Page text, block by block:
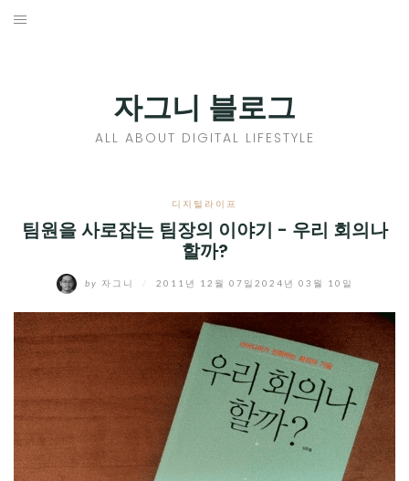
Skip
자그니 블로그
ALL ABOUT DIGITAL LIFESTYLE
디지털라이프
팀원을 사로잡는 팀장의 이야기 - 우리 회의나
할까?
by 자그니 2011년 12월 07일 2024년 03월 10일
CHILD
디지털트렌드
디지털라이프
EXPAND
CHILD
MENU
신제품
EXPAND
CHILD
MENU
제품리뷰
EXPAND
CHILD
MENU